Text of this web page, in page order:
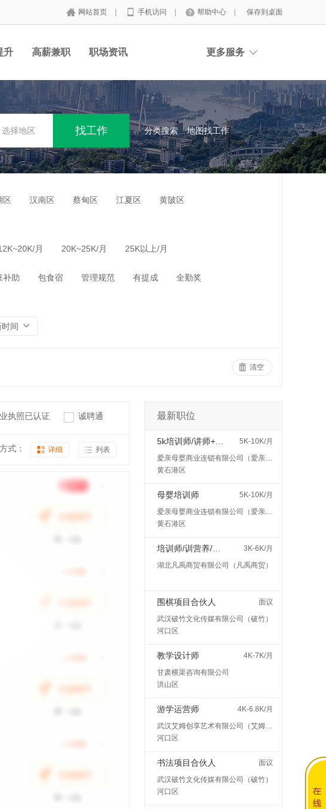
网站首页 手机访问 帮助中心 保存到桌面
升 高薪兼职 职场资讯 更多服务
选择地区 分类搜索 地图找工作
区 汉南区 蔡甸区 江夏区 黄陂区
月 20K~25K/月 25K以上/月
补助 包食宿 管理规范 有提成 全勤奖
间
清空
执照已认证 诚聘通
式： 详细 列表
最新职位
5K-10K/月
爱亲母婴商业连锁有限公司（爱亲母婴）
黄石港区
母婴培训师
5K-10K/月
爱亲母婴商业连锁有限公司（爱亲母婴）
黄石港区
3K-6K/月
湖北凡禹商贸有限公司（凡禹商贸）
围棋项目合伙人
面议
武汉破竹文化传媒有限公司（破竹）
河口区
教学设计师
4K-7K/月
甘肃横渠咨询有限公司
洪山区
游学运营师
4K-6.8K/月
武汉艾姆创享艺术有限公司（艾姆创享）
河口区
书法项目合伙人
面议
武汉破竹文化传媒有限公司（破竹）
河口区